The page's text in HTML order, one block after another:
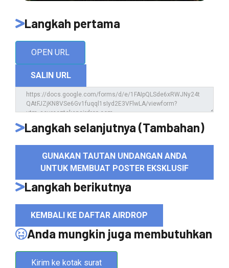
Langkah pertama
OPEN URL
SALIN URL
Langkah selanjutnya (Tambahan)
GUNAKAN TAUTAN UNDANGAN ANDA
UNTUK MEMBUAT POSTER EKSKLUSIF
Langkah berikutnya
KEMBALI KE DAFTAR AIRDROP
Anda mungkin juga membutuhkan
Kirim ke kotak surat